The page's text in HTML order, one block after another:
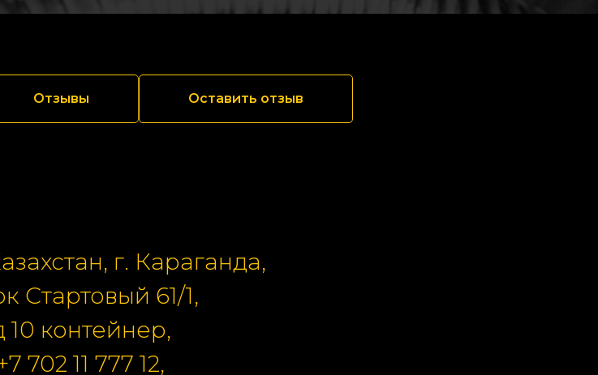
Отзывы Оставить отзыв
г. Караганда,
Стартовый 61/1,
10 контейнер,
702 11 777 12,